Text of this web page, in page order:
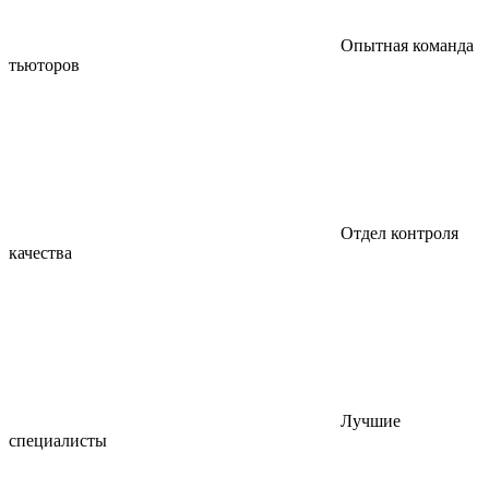
Опытная команда
тьюторов
Отдел контроля
качества
Лучшие
специалисты